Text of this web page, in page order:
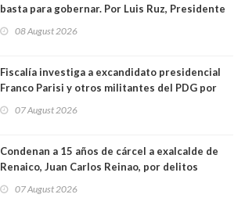
basta para gobernar. Por Luis Ruz, Presidente
08 August 2026
Fiscalía investiga a excandidato presidencial
Franco Parisi y otros militantes del PDG por
07 August 2026
Condenan a 15 años de cárcel a exalcalde de
Renaico, Juan Carlos Reinao, por delitos
07 August 2026